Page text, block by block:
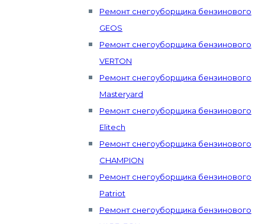
Ремонт снегоуборщика бензинового
GEOS
Ремонт снегоуборщика бензинового
VERTON
Ремонт снегоуборщика бензинового
Masteryard
Ремонт снегоуборщика бензинового
Elitech
Ремонт снегоуборщика бензинового
CHAMPION
Ремонт снегоуборщика бензинового
Patriot
Ремонт снегоуборщика бензинового